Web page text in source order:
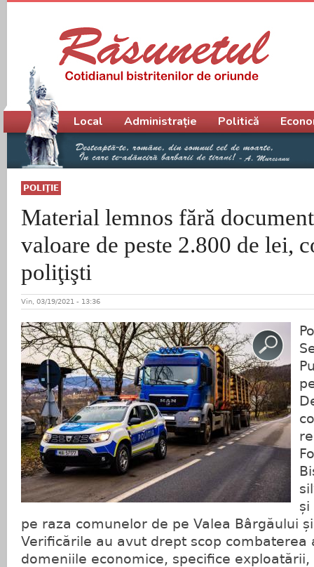
POLIŢIE
Material lemnos fără
valoare de peste 2.800 de lei,
poliţişti
Vin, 03/19/2021 - 13:36
și
pe raza comunelor de pe Valea Bârgăului
Verificările au avut drept scop
domeniile economice, specifice
Meniu principal
Local Administrație Politică